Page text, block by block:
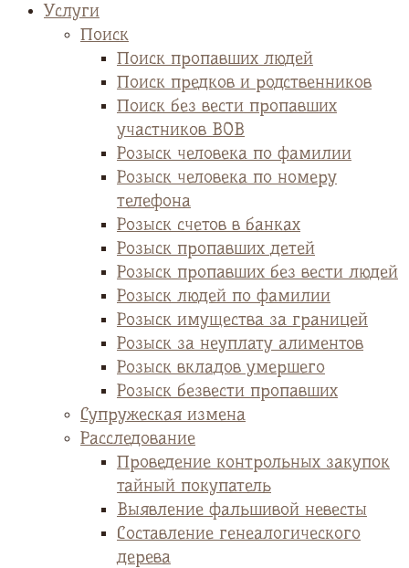
Услуги
Поиск
Поиск пропавших людей
Поиск предков и родственников
Поиск без вести пропавших
участников ВОВ
Розыск человека по фамилии
Розыск человека по номеру
телефона
Розыск счетов в банках
Розыск пропавших детей
Розыск пропавших без вести людей
Розыск людей по фамилии
Розыск имущества за границей
Розыск за неуплату алиментов
Розыск вкладов умершего
Розыск безвести пропавших
Супружеская измена
Расследование
Проведение контрольных закупок
тайный покупатель
Выявление фальшивой невесты
Cоставление генеалогического
дерева